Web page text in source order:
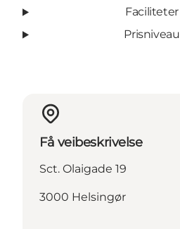
Faciliteter
Prisniveau
Få veibeskrivelse
Sct. Olaigade 19
3000 Helsingør